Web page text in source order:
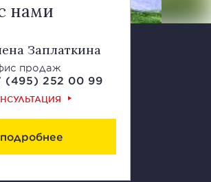
нами
Заплаткина
продаж
(495) 252 00 99